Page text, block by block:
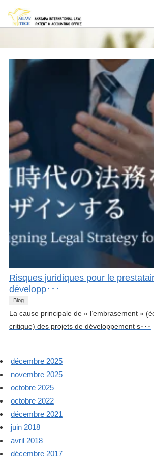
Risques juridiques pour le
développ･･･
Blog
La cause principale de « l’embrasement »
critique) des projets de développement s･･･
décembre 2025
novembre 2025
octobre 2025
octobre 2022
décembre 2021
juin 2018
avril 2018
décembre 2017